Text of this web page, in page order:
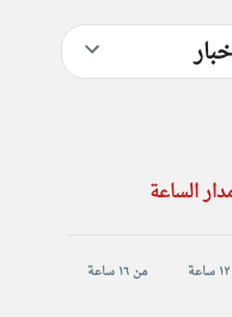
الساعة
من ١٦ ساعة